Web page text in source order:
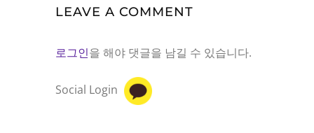
LEAVE A COMMENT
로그인을 해야 댓글을 남길 수 있습니다.
Social Login